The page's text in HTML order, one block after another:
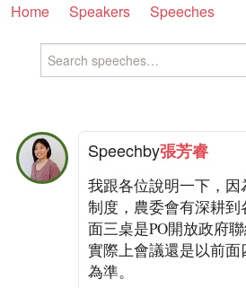
Home Speakers Speeches
Speechby張芳睿
我跟各位說明一下，
制度，農委會有深耕
面三桌是PO開放政府
實際上會議還是以前
為準。